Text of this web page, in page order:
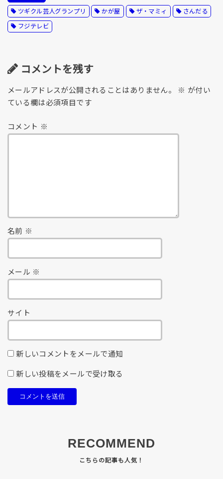
k
ツギクル芸人グランプリ かが屋 ザ・マミィ さんだる
フジテレビ
コメントを残す
メールアドレスが公開されることはありません。 ※ が付い
ている欄は必須項目です
コメント ※
名前 ※
メール ※
サイト
新しいコメントをメールで通知
新しい投稿をメールで受け取る
RECOMMEND